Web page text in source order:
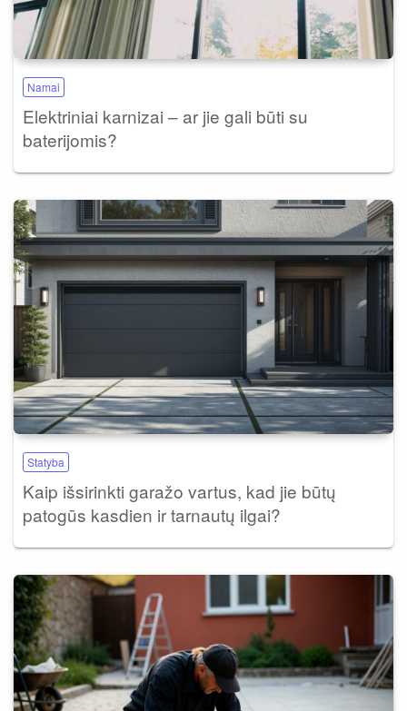
Namai
Elektriniai karnizai – ar jie gali būti su
baterijomis?
Statyba
Kaip išsirinkti garažo vartus, kad jie būtų
patogūs kasdien ir tarnautų ilgai?